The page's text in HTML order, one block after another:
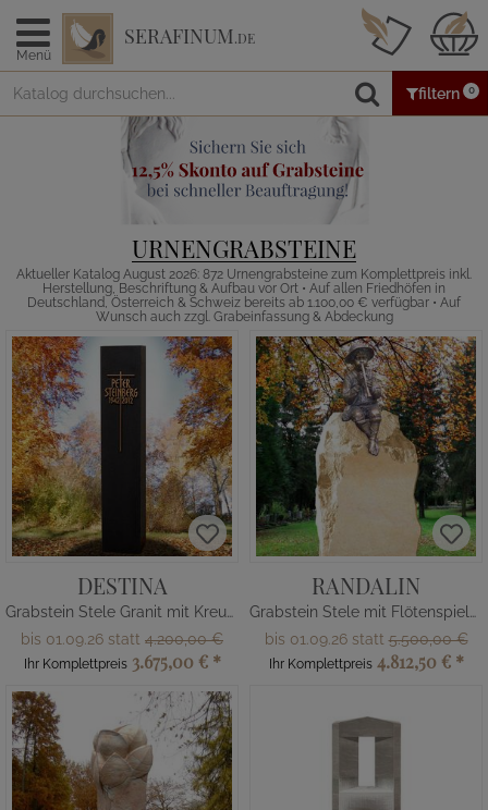
Menü
SERAFINUM.DE
filtern 0
URNENGRABSTEINE
Aktueller Katalog August 2026: 872 Urnengrabsteine zum Komplettpreis inkl.
Herstellung, Beschriftung & Aufbau vor Ort • Auf allen Friedhöfen in
Deutschland, Österreich & Schweiz bereits ab 1.100,00 € verfügbar • Auf
Wunsch auch zzgl. Grabeinfassung & Abdeckung
DESTINA
Grabstein Stele Granit mit Kreuz Symbol & Inschrift
bis 01.09.26 statt 4.200,00 €
Ihr Komplettpreis 3.675,00 € *
RANDALIN
Grabstein Stele mit Flötenspieler
bis 01.09.26 statt5.500,00 €
Ihr Komplettpreis 4.812,50 € *